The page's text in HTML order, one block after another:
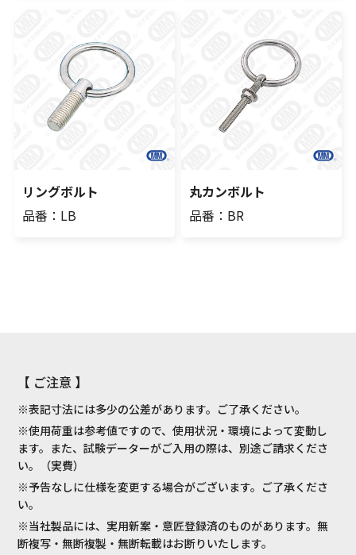
リングボルト
品番：LB
丸カンボルト
品番：BR
【 ご注意 】
※表記寸法には多少の公差があります。ご了承ください。
※使用荷重は参考値ですので、使用状況・環境によって変動し
ます。また、試験データーがご入用の際は、別途ご請求くださ
い。（実費）
※予告なしに仕様を変更する場合がございます。ご了承くださ
い。
※当社製品には、実用新案・意匠登録済のものがあります。無
断複写・無断複製・無断転載はお断りいたします。